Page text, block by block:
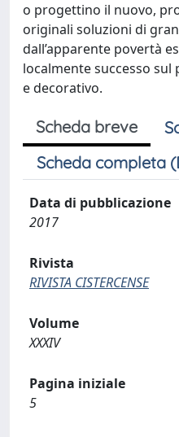
o progettino il nuovo,
originali soluzioni di
dall’apparente povertà
localmente successo
e decorativo.
Scheda breve
Scheda completa
Data di pubblicazione
2017
Rivista
RIVISTA CISTERCENSE
Volume
XXXIV
Pagina iniziale
5